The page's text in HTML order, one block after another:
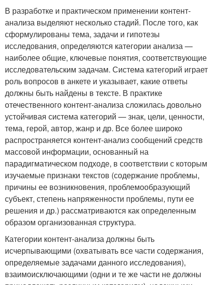
В разработке и практическом применении контент-
анализа выделяют несколько стадий. После того, как
сформулированы тема, задачи и гипотезы
исследования, определяются категории анализа —
наиболее общие, ключевые понятия, соответствующие
исследовательским задачам. Система категорий играет
роль вопросов в анкете и указывает, какие ответы
должны быть найдены в тексте. В практике
отечественного контент-анализа сложилась довольно
устойчивая система категорий — знак, цели, ценности,
тема, герой, автор, жанр и др. Все более широко
распространяется контент-анализ сообщений средств
массовой информации, основанный на
парадигматическом подходе, в соответствии с которым
изучаемые признаки текстов (содержание проблемы,
причины ее возникновения, проблемообразующий
субъект, степень напряженности проблемы, пути ее
решения и др.) рассматриваются как определенным
образом организованная структура.
Категории контент-анализа должны быть
исчерпывающими (охватывать все части содержания,
определяемые задачами данного исследования),
взаимоисключающими (одни и те же части не должны